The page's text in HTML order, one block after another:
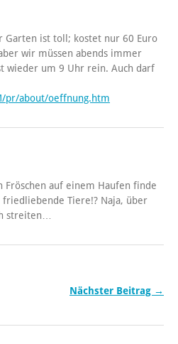
Garten ist toll; kostet nur 60 Euro
wir müssen abends immer
wieder um 9 Uhr rein. Auch darf
pr/about/oeffnung.htm
auf einem Haufen finde
friedliebende Tiere!? Naja, über
streiten…
Nächster Beitrag →